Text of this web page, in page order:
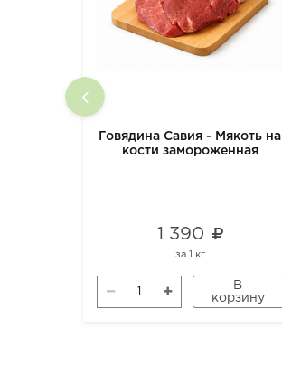
Говядина Савия - Мякоть на
кости замороженная
1 390
за 1 кг
В
корзину